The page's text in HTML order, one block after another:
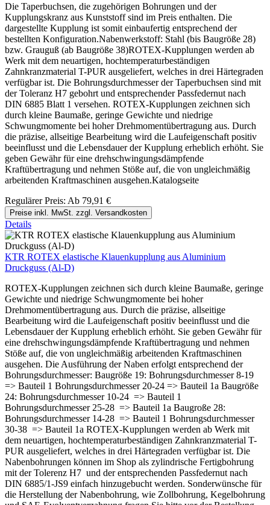
Die Taperbuchsen, die zugehörigen Bohrungen und der
Kupplungskranz aus Kunststoff sind im Preis enthalten. Die
dargestellte Kupplung ist somit einbaufertig entsprechend der
bestellten Konfiguration.Nabenwerkstoff: Stahl (bis Baugröße 28)
bzw. Grauguß (ab Baugröße 38)ROTEX-Kupplungen werden ab
Werk mit dem neuartigen, hochtemperaturbeständigen
Zahnkranzmaterial T-PUR ausgeliefert, welches in drei Härtegraden
verfügbar ist. Die Bohrungsdurchmesser der Taperbuchsen sind mit
der Toleranz H7 gebohrt und entsprechender Passfedernut nach
DIN 6885 Blatt 1 versehen. ROTEX-Kupplungen zeichnen sich
durch kleine Baumaße, geringe Gewichte und niedrige
Schwungmomente bei hoher Drehmomentübertragung aus. Durch
die präzise, allseitige Bearbeitung wird die Laufeigenschaft positiv
beeinflusst und die Lebensdauer der Kupplung erheblich erhöht. Sie
geben Gewähr für eine drehschwingungsdämpfende
Kraftübertragung und nehmen Stöße auf, die von ungleichmäßig
arbeitenden Kraftmaschinen ausgehen.Katalogseite
Regulärer Preis: Ab 79,91 €
Preise inkl. MwSt. zzgl. Versandkosten
Details
KTR ROTEX elastische Klauenkupplung aus Aluminium
Druckguss (Al-D)
ROTEX-Kupplungen zeichnen sich durch kleine Baumaße, geringe
Gewichte und niedrige Schwungmomente bei hoher
Drehmomentübertragung aus. Durch die präzise, allseitige
Bearbeitung wird die Laufeigenschaft positiv beeinflusst und die
Lebensdauer der Kupplung erheblich erhöht. Sie geben Gewähr für
eine drehschwingungsdämpfende Kraftübertragung und nehmen
Stöße auf, die von ungleichmäßig arbeitenden Kraftmaschinen
ausgehen. Die Ausführung der Naben erfolgt entsprechend der
Bohrungsdurchmesser: Baugröße 19: Bohrungsdurchmesser 8-19
=> Bauteil 1 Bohrungsdurchmesser 20-24 => Bauteil 1a Baugröße
24: Bohrungsdurchmesser 10-24 => Bauteil 1
Bohrungsdurchmesser 25-28 => Bauteil 1a Baugroße 28:
Bohrungsdurchmesser 14-28 => Bauteil 1 Bohrungsdurchmesser
30-38 => Bauteil 1a ROTEX-Kupplungen werden ab Werk mit
dem neuartigen, hochtemperaturbeständigen Zahnkranzmaterial T-
PUR ausgeliefert, welches in drei Härtegraden verfügbar ist. Die
Nabenbohrungen können im Shop als zylindrische Fertigbohrung
mit der Tolerenz H7 und der entsprechenden Passfedernut nach
DIN 6885/1-JS9 einfach hinzugebucht werden. Sonderwünsche für
die Herstellung der Nabenbohrung, wie Zollbohrung, Kegelbohrung